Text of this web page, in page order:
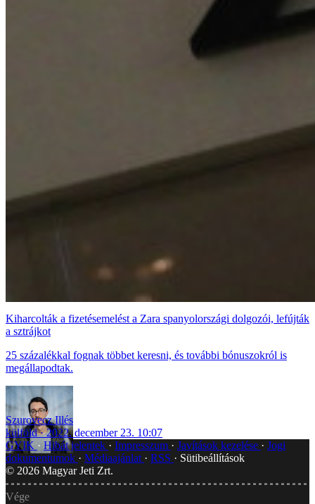
Kiharcolták a fizetésemelést a Zara spanyolországi dolgozói, lefújták
a sztrájkot
25 százalékkal fognak többet keresni, és további bónuszokról is
megállapodtak.
Szurovecz Illés
külföld
2022. december 23. 10:07
GYIK
Hibát jelentek Impresszum Javítások kezelése
Jogi
dokumentumok
Médiaajánlat RSS
Sütibeállítások
© 2026 Magyar Jeti Zrt.
Vége